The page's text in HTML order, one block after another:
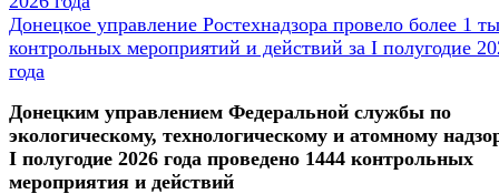
Донецкое управление Ростехнадзора провело более 1
контрольных мероприятий и действий за I полугодие
года
Донецким управлением Федеральной службы по
экологическому, технологическому и атомному
I полугодие 2026 года проведено 1444 контрольных
мероприятия и действий